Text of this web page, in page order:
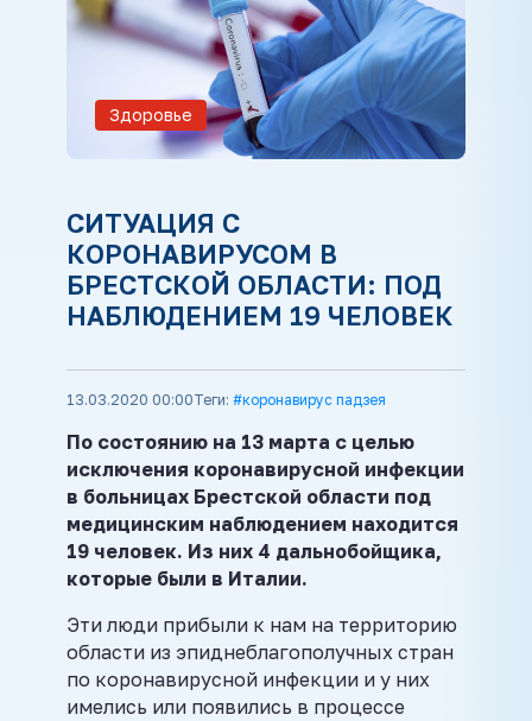
Здоровье
СИТУАЦИЯ С
КОРОНАВИРУСОМ В
БРЕСТСКОЙ ОБЛАСТИ: ПОД
НАБЛЮДЕНИЕМ 19 ЧЕЛОВЕК
13.03.2020 00:00Теги: #коронавирус падзея
По состоянию на 13 марта с целью
исключения коронавирусной инфекции
в больницах Брестской области под
медицинским наблюдением находится
19 человек. Из них 4 дальнобойщика,
которые были в Италии.
Эти люди прибыли к нам на территорию
области из эпиднеблагополучных стран
по коронавирусной инфекции и у них
имелись или появились в процессе